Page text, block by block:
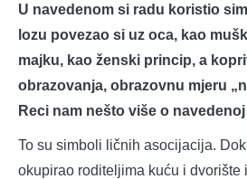
U navedenom si radu koristio
lozu povezao si uz oca, kao
majku, kao ženski princip, a
obrazovanja, obrazovnu mjeru
Reci nam nešto više o
To su simboli ličnih asocijacija.
okupirao roditeljima kuću i dvorište